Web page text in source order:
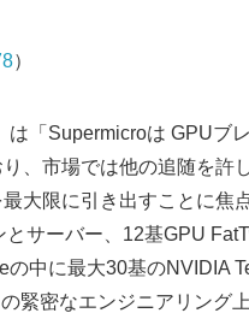
）
「Supermicroは GPUブ
、市場では他の追随を許
大限に引き出すことに焦
サーバー、12基GPU
中に最大30基のNVIDIA
緊密なエンジニアリング